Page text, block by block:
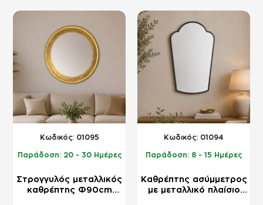
NEO
Kωδικός: 01095
Παράδοση: 20 - 30 Ημέρες
Στρογγυλός μεταλλικός
καθρέπτης Φ90cm
NEO
Kωδικός: 01094
Παράδοση: 8 - 15 Ημέρες
Καθρέπτης ασύμμετρος
με μεταλλικό πλαίσιο